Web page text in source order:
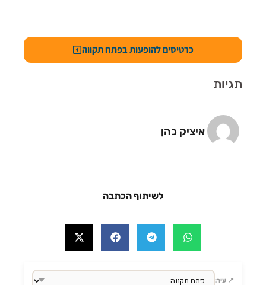
כרטיסים להופעות בפתח תקווה
תגיות
איציק כהן
לשיתוף הכתבה
📍 עיר: